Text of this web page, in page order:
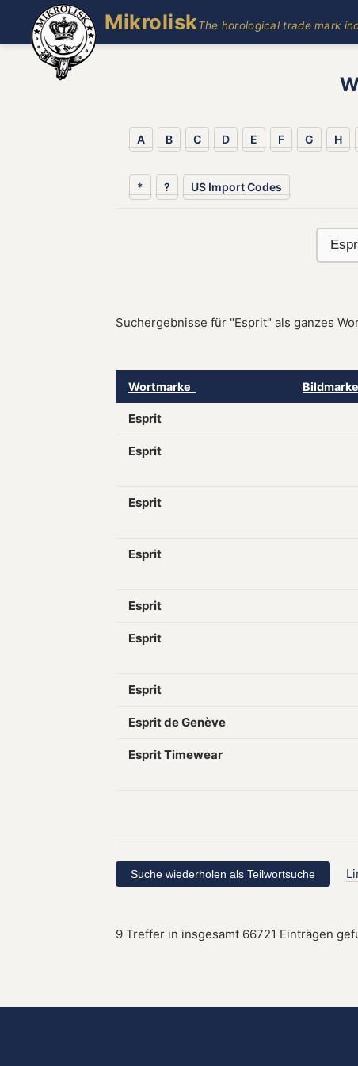
MikroliskThe horological trade mark
A B C D E F G H
* ? US Import Codes
Suchergebnisse für "Esprit" als ganzes
Wortmarke Bildmarke
Esprit
Esprit
Esprit
Esprit
Esprit
Esprit
Esprit
Esprit de Genève
Esprit Timewear
9 Treffer in insgesamt 66721 Einträgen